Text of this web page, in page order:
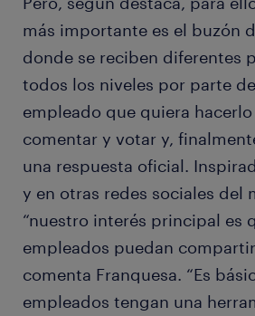
más importante es el buzón
donde se reciben diferentes
todos los niveles por parte
empleado que quiera
comentar y votar y,
una respuesta oficial.
y en otras redes sociales del
“nuestro interés principal es
empleados puedan
comenta Franquesa. “Es
empleados tengan una